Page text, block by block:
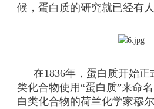
候，蛋白质的研究就已经有人
在1836年，蛋白质开始
类化合物使用“蛋白质”来命
白类化合物的荷兰化学家穆